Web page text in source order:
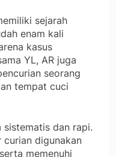
sejarah
enam kali
kasus
YL, AR juga
seorang
tempat cuci
sistematis dan rapi.
curian digunakan
memenuhi